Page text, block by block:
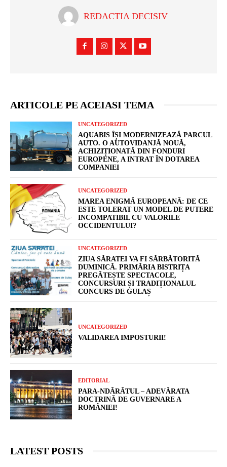
REDACTIA DECISIV
ARTICOLE PE ACEIASI TEMA
UNCATEGORIZED
AQUABIS ÎȘI MODERNIZEAZĂ PARCUL
AUTO. O AUTOVIDANJĂ NOUĂ,
ACHIZIȚIONATĂ DIN FONDURI
EUROPENE, A INTRAT ÎN DOTAREA
COMPANIEI
UNCATEGORIZED
MAREA ENIGMĂ EUROPEANĂ: DE CE
ESTE TOLERAT UN MODEL DE PUTERE
INCOMPATIBIL CU VALORILE
OCCIDENTULUI?
UNCATEGORIZED
ZIUA SĂRATEI VA FI SĂRBĂTORITĂ
DUMINICĂ. PRIMĂRIA BISTRIȚA
PREGĂTEȘTE SPECTACOLE,
CONCURSURI ȘI TRADIȚIONALUL
CONCURS DE GULAȘ
UNCATEGORIZED
VALIDAREA IMPOSTURII!
EDITORIAL
PARA-NDĂRĂTUL – ADEVĂRATA
DOCTRINĂ DE GUVERNARE A
ROMÂNIEI!
LATEST POSTS